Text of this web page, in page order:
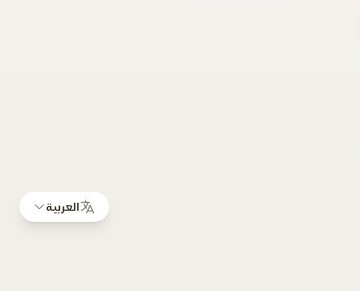
العربية